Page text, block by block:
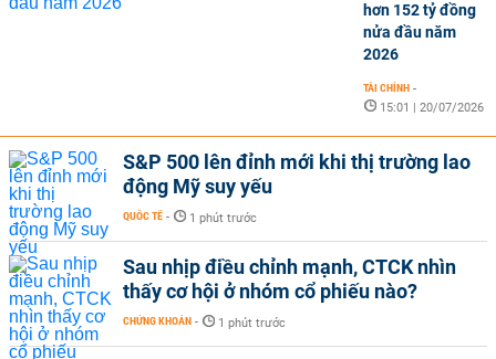
hơn 152 tỷ đồng
nửa đầu năm
2026
TÀI CHÍNH -
15:01 | 20/07/2026
S&P 500 lên đỉnh mới khi thị trường lao
động Mỹ suy yếu
QUỐC TẾ - 1 phút trước
Sau nhịp điều chỉnh mạnh, CTCK nhìn
thấy cơ hội ở nhóm cổ phiếu nào?
CHỨNG KHOÁN - 1 phút trước